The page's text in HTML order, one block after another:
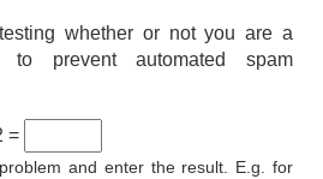
whether or not you are a
to prevent automated spam
=
and enter the result. E.g. for